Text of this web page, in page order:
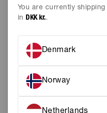
You are currently
inDKK kr..
Denmark
Norway
SKJORTER
PURE WHITE